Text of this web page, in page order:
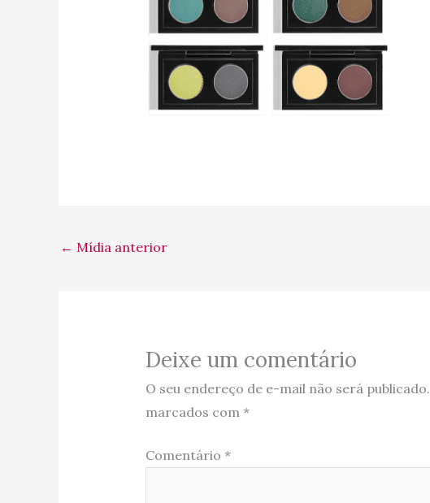
← Mídia anterior
Deixe um comentário
O seu endereço de e-mail não será publicado.
marcados com *
Comentário *